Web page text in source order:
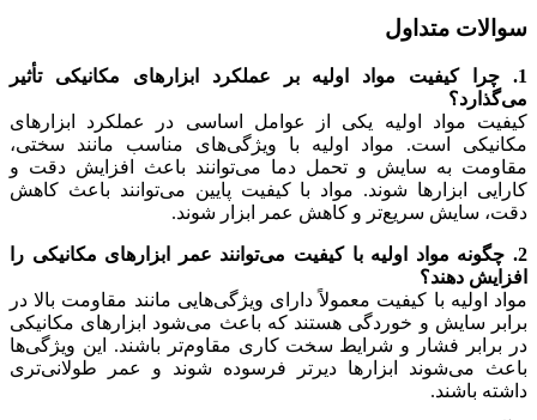
سوالات متداول
1. چرا کیفیت مواد اولیه بر عملکرد ابزارهای مکانیکی تأثیر
می‌گذارد؟
کیفیت مواد اولیه یکی از عوامل اساسی در عملکرد ابزارهای
مکانیکی است. مواد اولیه با ویژگی‌های مناسب مانند سختی،
مقاومت به سایش و تحمل دما می‌توانند باعث افزایش دقت و
کارایی ابزارها شوند. مواد با کیفیت پایین می‌توانند باعث کاهش
دقت، سایش سریع‌تر و کاهش عمر ابزار شوند.
2. چگونه مواد اولیه با کیفیت می‌توانند عمر ابزارهای مکانیکی را
افزایش دهند؟
مواد اولیه با کیفیت معمولاً دارای ویژگی‌هایی مانند مقاومت بالا در
برابر سایش و خوردگی هستند که باعث می‌شود ابزارهای مکانیکی
در برابر فشار و شرایط سخت کاری مقاوم‌تر باشند. این ویژگی‌ها
باعث می‌شوند ابزارها دیرتر فرسوده شوند و عمر طولانی‌تری
داشته باشند.